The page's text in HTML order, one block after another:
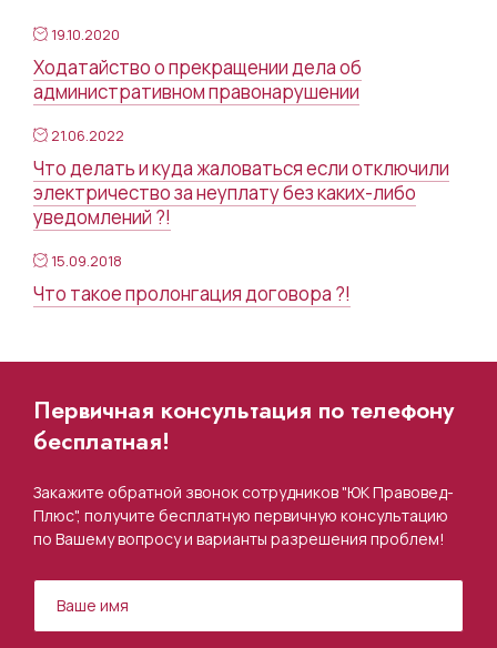
19.10.2020
Ходатайство о прекращении дела об
административном правонарушении
21.06.2022
Что делать и куда жаловаться если отключили
электричество за неуплату без каких-либо
уведомлений ?!
15.09.2018
Что такое пролонгация договора ?!
Первичная консультация по телефону
бесплатная!
Закажите обратной звонок сотрудников "ЮК Правовед-
Плюс", получите бесплатную первичную консультацию
по Вашему вопросу и варианты разрешения проблем!